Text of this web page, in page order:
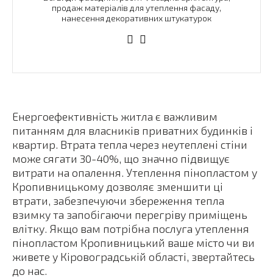
продаж матеріалів для утеплення фасаду,
нанесення декоративних штукатурок
Енергоефективність житла є важливим
питанням для власників приватних будинків і
квартир. Втрата тепла через неутеплені стіни
може сягати 30-40%, що значно підвищує
витрати на опалення. Утеплення пінопластом у
Кропивницькому дозволяє зменшити ці
втрати, забезпечуючи збереження тепла
взимку та запобігаючи перегріву приміщень
влітку. Якщо вам потрібна послуга утеплення
пінопластом Кропивницький ваше місто чи ви
живете у Кіровоградській області, звертайтесь
до нас.